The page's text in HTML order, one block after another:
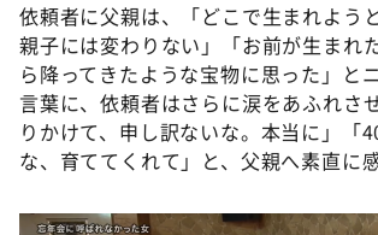
依頼者に父親は、「どこで生まれよう
親子には変わりない」「お前が生まれ
ら降ってきたような宝物に思った」と
言葉に、依頼者はさらに涙をあふれさ
りかけて、申し訳ないな。本当に」「
な、育ててくれて」と、父親へ素直に